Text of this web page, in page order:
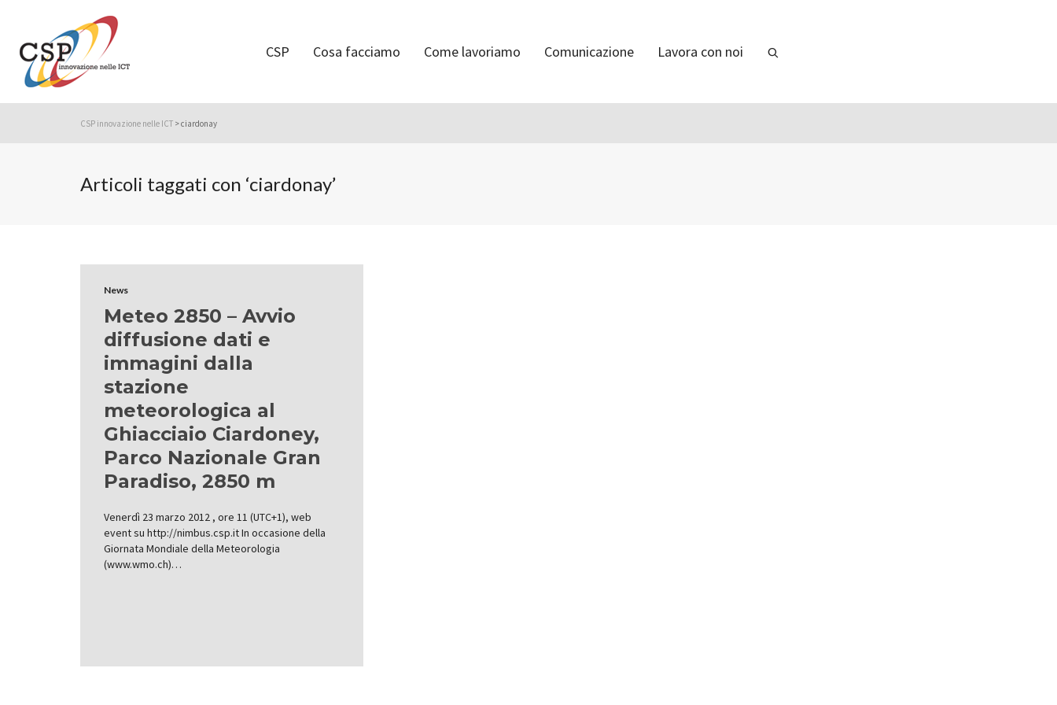
CSP Cosa facciamo Come lavoriamo Comunicazione Lavora con noi
CSP innovazione nelle ICT >ciardonay
Articoli taggati con ‘ciardonay’
News
Meteo 2850 – Avvio
diffusione dati e
immagini dalla
stazione
meteorologica al
Ghiacciaio Ciardoney,
Parco Nazionale Gran
Paradiso, 2850 m
Venerdì 23 marzo 2012 , ore 11 (UTC+1), web
event su http://nimbus.csp.it In occasione della
Giornata Mondiale della Meteorologia
(www.wmo.ch)…